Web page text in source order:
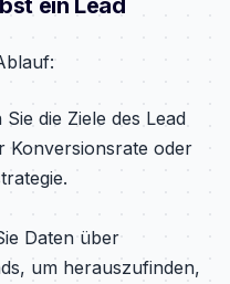
ein Lead
Sie die Ziele des Lead
Konversionsrate oder
Daten über
um herauszufinden,